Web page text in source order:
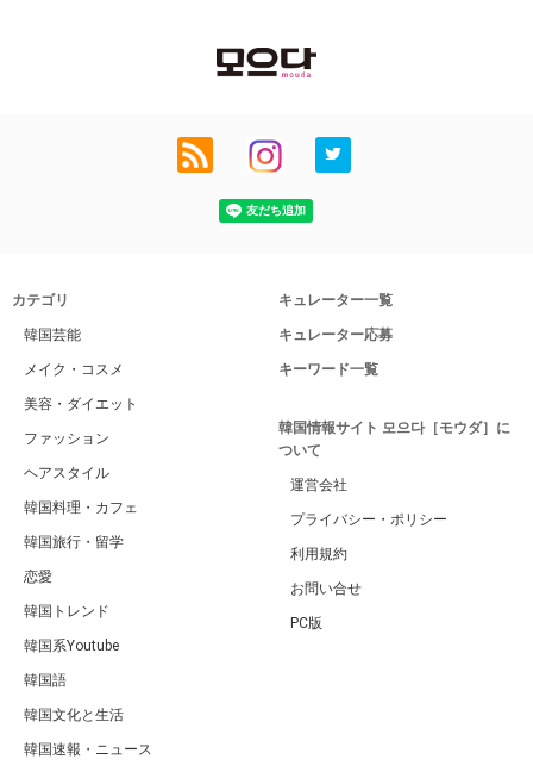
カテゴリ
韓国芸能
メイク・コスメ
美容・ダイエット
ファッション
ヘアスタイル
韓国料理・カフェ
韓国旅行・留学
恋愛
韓国トレンド
韓国系Youtube
韓国語
韓国文化と生活
韓国速報・ニュース
キュレーター一覧
キュレーター応募
キーワード一覧
韓国情報サイト 모으다［モウダ］に
ついて
運営会社
プライバシー・ポリシー
利用規約
お問い合せ
PC版